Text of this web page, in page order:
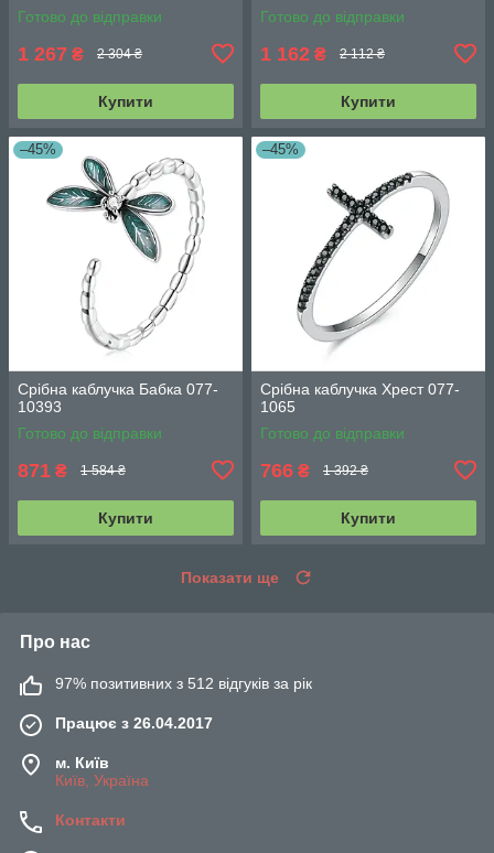
Готово до відправки
1 267 ₴ 2 304 ₴
Купити
Готово до відправки
1 162 ₴ 2 112 ₴
Купити
–45%
Срібна каблучка Бабка 077-
10393
Готово до відправки
871 ₴ 1 584 ₴
Купити
–45%
Срібна каблучка Хрест 077-
1065
Готово до відправки
766 ₴ 1 392 ₴
Купити
Показати ще
Про нас
97% позитивних з 512 відгуків за рік
Працює з 26.04.2017
м. Київ
Київ, Україна
Контакти